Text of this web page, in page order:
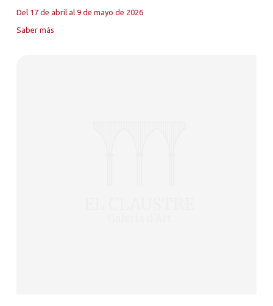
Del 17 de abril al 9 de mayo de 2026
Saber más